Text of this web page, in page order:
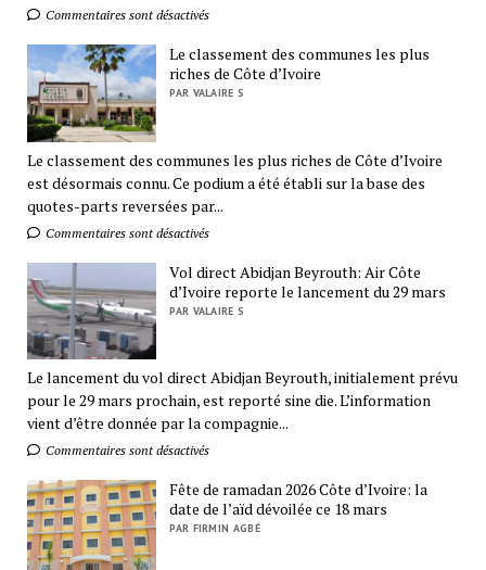
Commentaires sont désactivés
Le classement des communes les plus
riches de Côte d’Ivoire
PAR VALAIRE S
Le classement des communes les plus riches de Côte d’Ivoire
est désormais connu. Ce podium a été établi sur la base des
quotes-parts reversées par...
Commentaires sont désactivés
Vol direct Abidjan Beyrouth: Air Côte
d’Ivoire reporte le lancement du 29 mars
PAR VALAIRE S
Le lancement du vol direct Abidjan Beyrouth, initialement prévu
pour le 29 mars prochain, est reporté sine die. L’information
vient d’être donnée par la compagnie...
Commentaires sont désactivés
Fête de ramadan 2026 Côte d’Ivoire: la
date de l’aïd dévoilée ce 18 mars
PAR FIRMIN AGBÉ